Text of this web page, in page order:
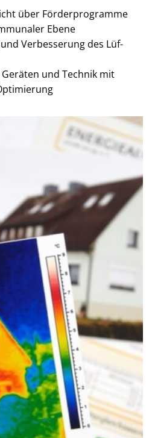
über Förderprogramme
Ebene
Verbesserung des Lüf­
und Technik mit